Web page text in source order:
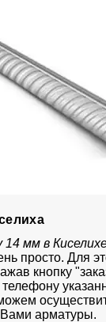
14 мм в
просто. Для
кнопку
телефону
арматуры.